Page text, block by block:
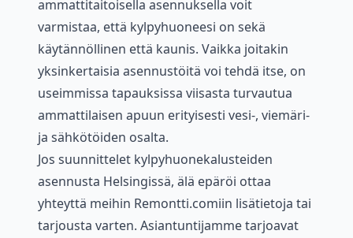
ammattitaitoisella asennuksella voit
varmistaa, että kylpyhuoneesi on sekä
käytännöllinen että kaunis. Vaikka joitakin
yksinkertaisia asennustöitä voi tehdä itse, on
useimmissa tapauksissa viisasta turvautua
ammattilaisen apuun erityisesti vesi-, viemäri-
ja sähkötöiden osalta.
Jos suunnittelet kylpyhuonekalusteiden
asennusta Helsingissä, älä epäröi ottaa
yhteyttä meihin Remontti.comiin lisätietoja tai
tarjousta varten. Asiantuntijamme tarjoavat